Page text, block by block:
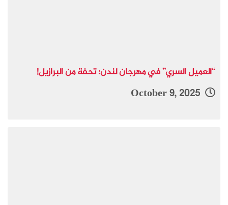
“العميل السري” في مهرجان لندن: تحفة من البرازيل!